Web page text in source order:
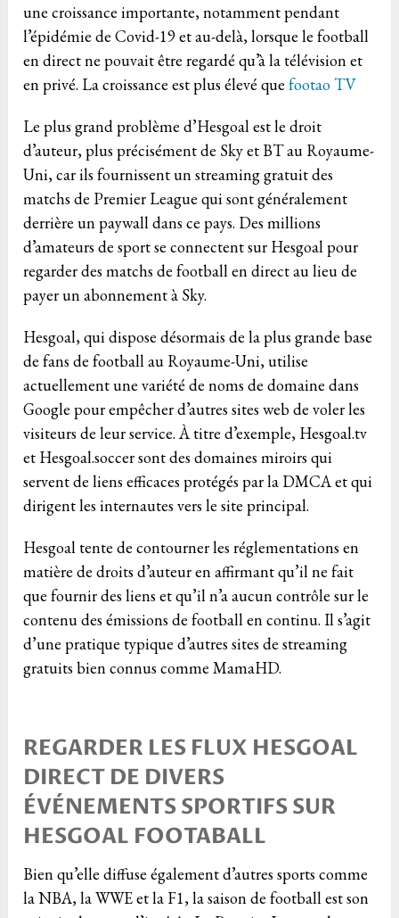
une croissance importante, notamment pendant
l’épidémie de Covid-19 et au-delà, lorsque le football
en direct ne pouvait être regardé qu’à la télévision et
en privé. La croissance est plus élevé quefootao TV
Le plus grand problème d’Hesgoal est le droit
d’auteur, plus précisément de Sky et BT au Royaume-
Uni, car ils fournissent un streaming gratuit des
matchs de Premier League qui sont généralement
derrière un paywall dans ce pays. Des millions
d’amateurs de sport se connectent sur Hesgoal pour
regarder des matchs de football en direct au lieu de
payer un abonnement à Sky.
Hesgoal, qui dispose désormais de la plus grande base
de fans de football au Royaume-Uni, utilise
actuellement une variété de noms de domaine dans
Google pour empêcher d’autres sites web de voler les
visiteurs de leur service. À titre d’exemple, Hesgoal.tv
et Hesgoal.soccer sont des domaines miroirs qui
servent de liens efficaces protégés par la DMCA et qui
dirigent les internautes vers le site principal.
Hesgoal tente de contourner les réglementations en
matière de droits d’auteur en affirmant qu’il ne fait
que fournir des liens et qu’il n’a aucun contrôle sur le
contenu des émissions de football en continu. Il s’agit
d’une pratique typique d’autres sites de streaming
gratuits bien connus comme MamaHD.
REGARDER LES FLUX HESGOAL
DIRECT DE DIVERS
ÉVÉNEMENTS SPORTIFS SUR
HESGOAL FOOTABALL
Bien qu’elle diffuse également d’autres sports comme
la NBA, la WWE et la F1, la saison de football est son